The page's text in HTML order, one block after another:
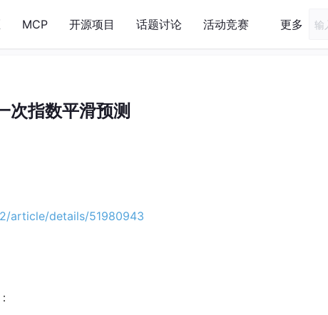
MCP 开源项目 话题讨论 活动竞赛 更多
次指数平滑预测
article/details/51980943